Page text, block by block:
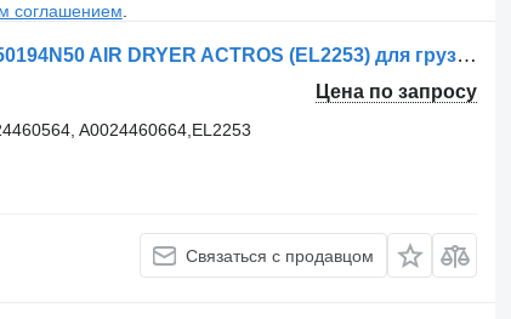
соглашением
Осушитель воздуха Knorr-Bremse - K250194N50 AIR DRYER ACTROS (EL2253) для грузовика Mercedes-Benz Actros MP5
Цена по запросу
A0024460664,EL2253
Связаться с продавцом